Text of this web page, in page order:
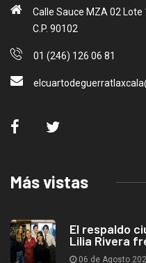
Calle Sauce MZA 02 Lote
C.P. 90102
01 (246) 126 06 81
Más vistas
El respaldo
Lilia Rivera
06 de Agosto